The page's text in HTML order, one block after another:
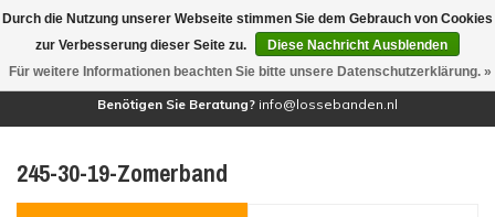
(0)
Benötigen Sie Beratung? info@lossebanden.nl
245-30-19-Zomerband
Durch die Nutzung unserer Webseite stimmen Sie dem Gebrauch von Cookies
zur Verbesserung dieser Seite zu.
Diese Nachricht Ausblenden
Für weitere Informationen beachten Sie bitte unsere Datenschutzerklärung. »